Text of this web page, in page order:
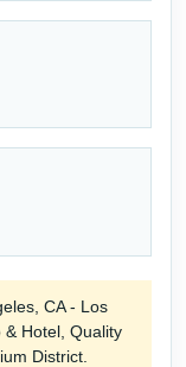
CA - Los
Hotel, Quality
District.